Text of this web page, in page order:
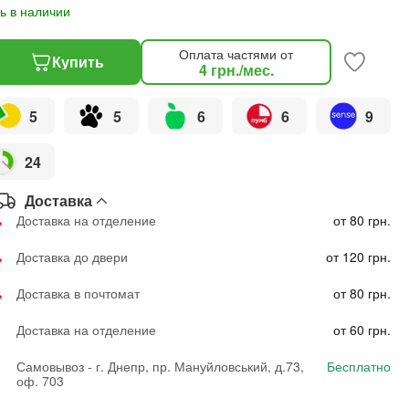
в наличии
Купить Оплата частями от
4 грн./мес.
5 5 6 6 9
24
Доставка
Доставка на отделение
от 80 грн.
Доставка до двери
от 120 грн.
Доставка в почтомат
от 80 грн.
Доставка на отделение
от 60 грн.
Самовывоз - г. Днепр, пр. Мануйловський, д.73,
оф. 703
Бесплатно